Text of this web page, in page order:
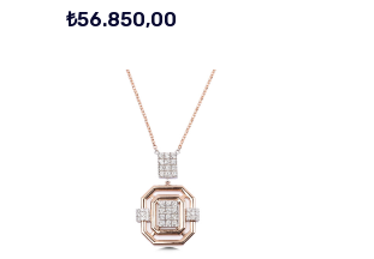
₺56.850,00